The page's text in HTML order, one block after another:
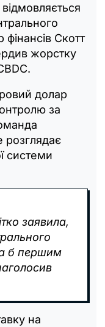
фінансів Скотт
жорстку
долар
за
системи
заявила,
б першим
на